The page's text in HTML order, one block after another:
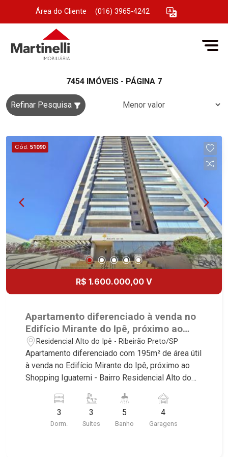
Área do Cliente (016) 3965-4242
7454 IMÓVEIS - PÁGINA 7
Refinar Pesquisa
Cód. 51090
R$ 1.600.000,00 V
Apartamento diferenciado à venda no
Edifício Mirante do Ipê, próximo ao
Shopping Iguatemi - Ribeirão Preto/SP.
Residencial Alto do Ipê - Ribeirão Preto/SP
Apartamento diferenciado com 195m² de área útil
à venda no Edifício Mirante do Ipê, próximo ao
Shopping Iguatemi - Bairro Residencial Alto do
características deste imóvel que a Martinelli
Imobiliária selecionou para você: - 195m² de área
útil - 3 suítes com armários e ar-condicionado -
3
Dorm.
3
Suítes
5
Banho
4
Garagens